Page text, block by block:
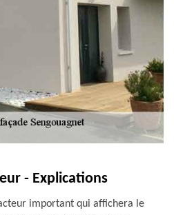
- Explications
important qui affichera le